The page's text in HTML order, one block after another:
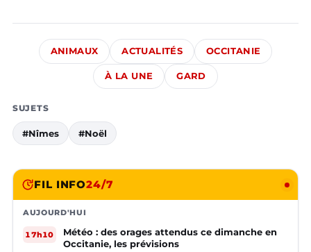
ANIMAUX ACTUALITÉS OCCITANIE
À LA UNE GARD
SUJETS
#Nîmes #Noël
FIL INFO24/7
AUJOURD'HUI
17h10
Météo : des orages attendus ce dimanche en
Occitanie, les prévisions